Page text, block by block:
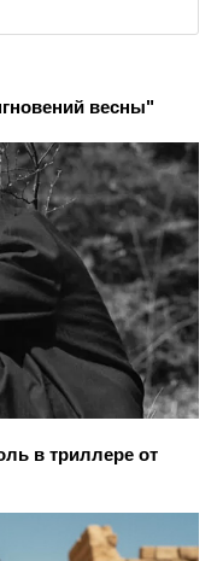
весны"
в триллере от